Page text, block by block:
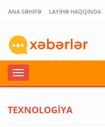
ANA SƏHİFƏ LAYİHƏ HAQQINDA
TEXNOLOGİYA